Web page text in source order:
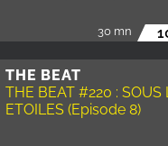
30 mn
THE BEAT
THE BEAT #220 : SOUS
ETOILES (Episode 8)